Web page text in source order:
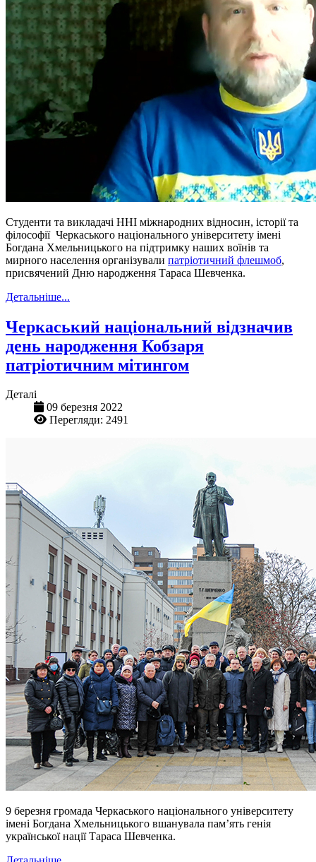
Студенти та викладачі ННІ міжнародних відносин, історії та
філософії Черкаського національного університету імені
Богдана Хмельницького на підтримку наших воїнів та
мирного населення організували патріотичний флешмоб,
присвячений Дню народження Тараса Шевченка.
Детальніше...
Черкаський національний відзначив
день народження Кобзаря
патріотичним мітингом
Деталі
09 березня 2022
Перегляди: 2491
9 березня громада Черкаського національного університету
імені Богдана Хмельницького вшанувала пам’ять генія
української нації Тараса Шевченка.